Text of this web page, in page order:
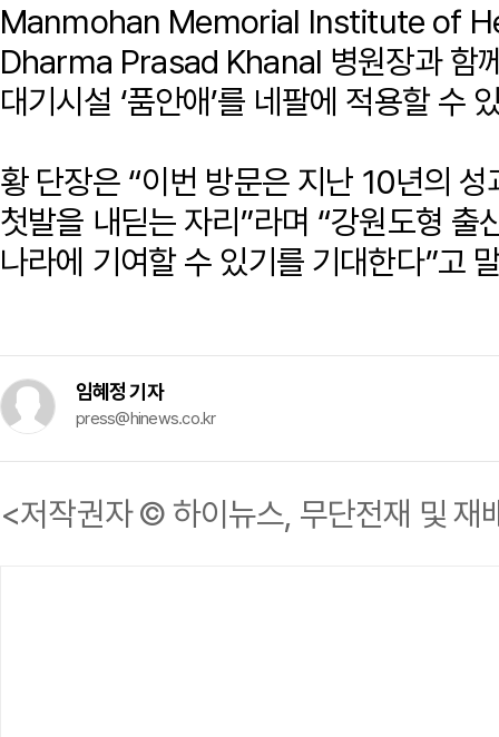
Manmohan Memorial Institute of
Dharma Prasad Khanal 병원장과 함
대기시설 ‘품안애’를 네팔에 적용할 수
황 단장은 “이번 방문은 지난 10년의
첫발을 내딛는 자리”라며 “강원도형 출
나라에 기여할 수 있기를 기대한다”고
임혜정 기자
press@hinews.co.kr
<저작권자 © 하이뉴스, 무단전재 및 재